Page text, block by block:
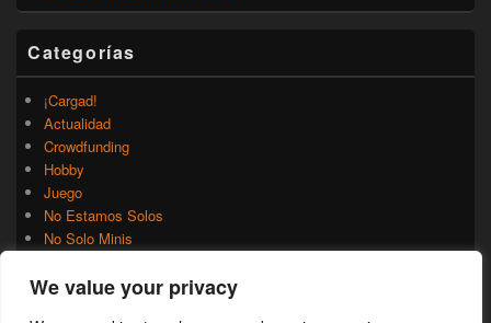
We value your privacy
Categorías
¡Cargad!
Actualidad
Crowdfunding
Hobby
Juego
No Estamos Solos
No Solo Minis
Rumores